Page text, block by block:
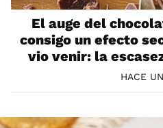
El auge del
consigo un efecto
vio venir: la
HACE